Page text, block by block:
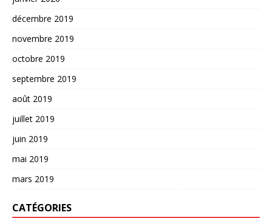
décembre 2019
novembre 2019
octobre 2019
septembre 2019
août 2019
juillet 2019
juin 2019
mai 2019
mars 2019
CATÉGORIES